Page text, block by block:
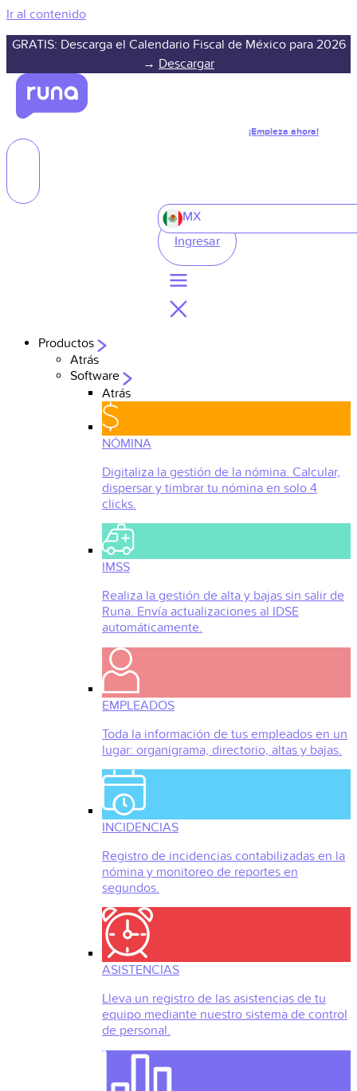
Ir al contenido
GRATIS: Descarga el Calendario Fiscal de México para 2026
→ Descargar
¡Empieza ahora!
MX
Ingresar
Productos
Atrás
Software
Atrás
NÓMINA
Digitaliza la gestión de la nómina. Calcular,
dispersar y timbrar tu nómina en solo 4
clicks.
IMSS
Realiza la gestión de alta y bajas sin salir de
Runa. Envía actualizaciones al IDSE
automáticamente.
EMPLEADOS
Toda la información de tus empleados en un
lugar: organigrama, directorio, altas y bajas.
INCIDENCIAS
Registro de incidencias contabilizadas en la
nómina y monitoreo de reportes en
segundos.
ASISTENCIAS
Lleva un registro de las asistencias de tu
equipo mediante nuestro sistema de control
de personal.